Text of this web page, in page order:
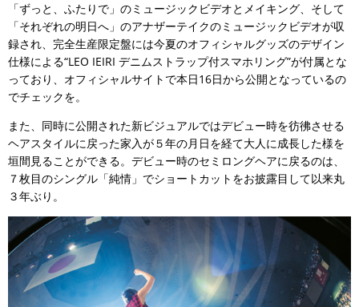
「ずっと、ふたりで」のミュージックビデオとメイキング、そして
「それぞれの明日へ」のアナザーテイクのミュージックビデオが収
録され、完全生産限定盤には今夏のオフィシャルグッズのデザイン
仕様による“LEO IEIRI デニムストラップ付スマホリング”が付属とな
っており、オフィシャルサイトで本日16日から公開となっているの
でチェックを。
また、同時に公開された新ビジュアルではデビュー時を彷彿させる
ヘアスタイルに戻った家入が５年の月日を経て大人に成長した様を
垣間見ることができる。デビュー時のセミロングヘアに戻るのは、
７枚目のシングル「純情」でショートカットをお披露目して以来丸
３年ぶり。